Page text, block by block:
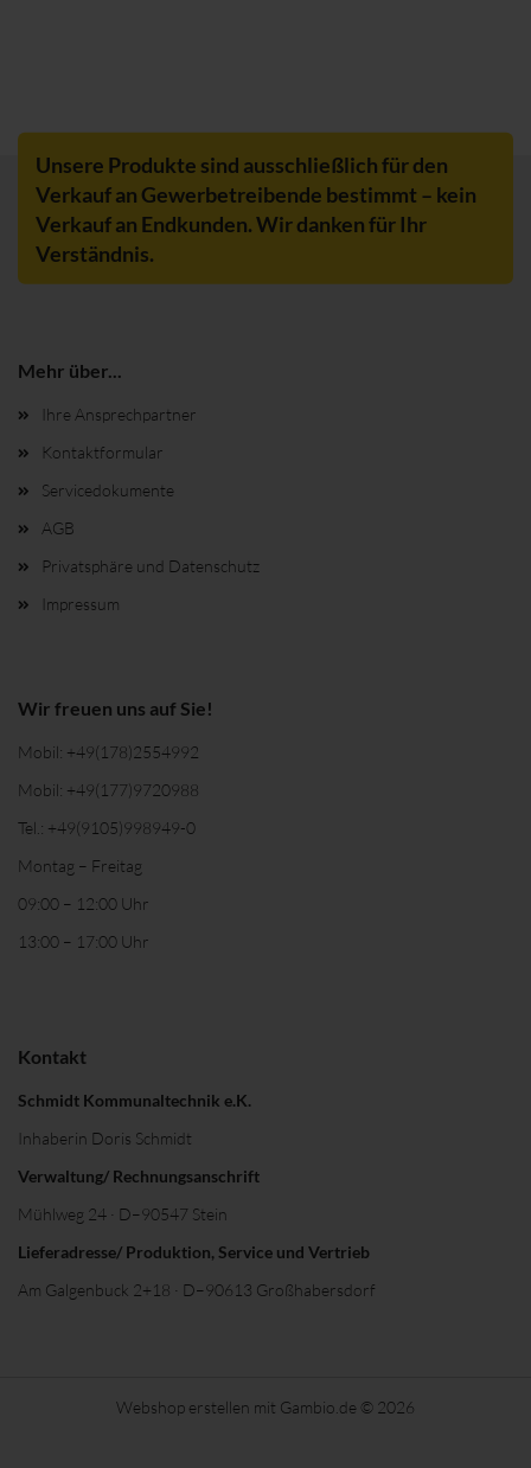
Unsere Produkte sind ausschließlich für den
Verkauf an Gewerbetreibende bestimmt – kein
Verkauf an Endkunden. Wir danken für Ihr
Verständnis.
Mehr über...
Ihre Ansprechpartner
Kontaktformular
Servicedokumente
AGB
Privatsphäre und Datenschutz
Impressum
Wir freuen uns auf Sie!
Mobil: +49(178)2554992
Mobil: +49(177)9720988
Tel.: +49(9105)998949-0
Montag – Freitag
09:00 – 12:00 Uhr
13:00 – 17:00 Uhr
Kontakt
Schmidt Kommunaltechnik e.K.
Inhaberin Doris Schmidt
Verwaltung/ Rechnungsanschrift
Mühlweg 24 · D–90547 Stein
Lieferadresse/ Produktion, Service und Vertrieb
Am Galgenbuck 2+18 · D–90613 Großhabersdorf
Webshop erstellen mit Gambio.de © 2026